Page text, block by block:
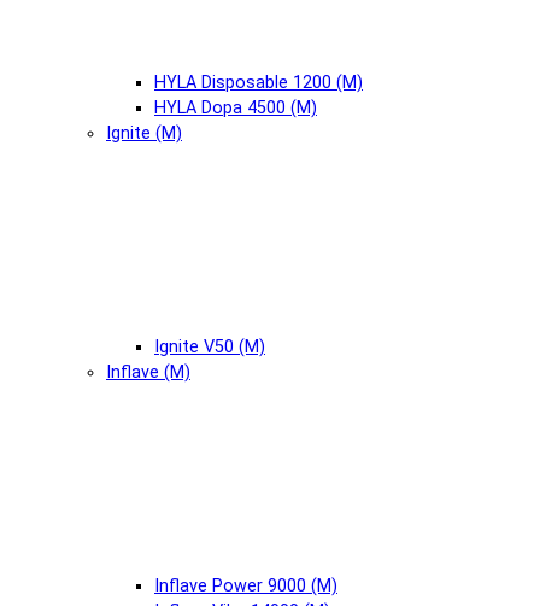
HYLA Disposable 1200 (М)
HYLA Dopa 4500 (М)
Ignite (М)
Ignite V50 (М)
Inflave (М)
Inflave Power 9000 (М)